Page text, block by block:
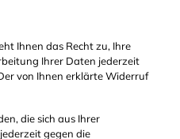
Ihnen das Recht zu, Ihre
Ihrer Daten jederzeit
von Ihnen erklärte Widerruf
die sich aus Ihrer
gegen die